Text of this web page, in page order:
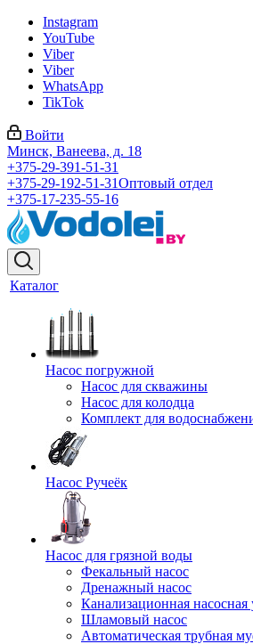
Instagram
YouTube
Viber
Viber
WhatsApp
TikTok
Войти
Минск, Ванеева, д. 18
+375-29-391-51-31
+375-29-192-51-31Оптовый отдел
+375-17-235-55-16
Каталог
Насос погружной
Насос для скважины
Насос для колодца
Комплект для
Насос Ручеёк
Насос для грязной воды
Фекальный насос
Дренажный насос
Канализационная насосная
Шламовый насос
Автоматическая трубная